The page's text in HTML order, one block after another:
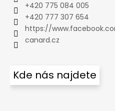
+420 775 084 005
+420 777 307 654
https://
canard.cz
Kde nás najdete